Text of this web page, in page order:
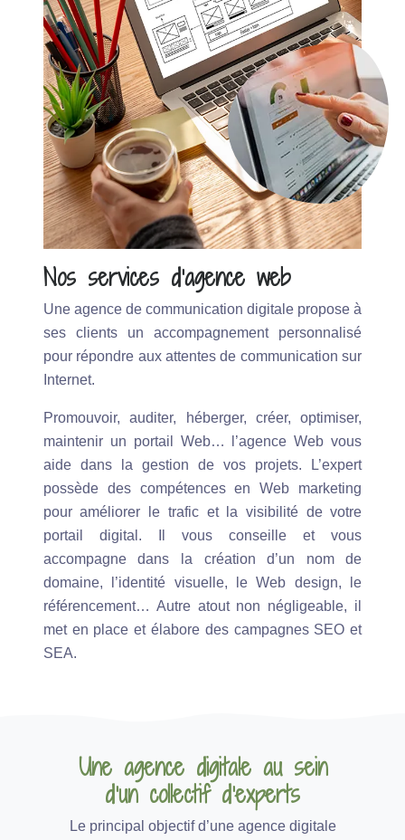
Nos services d’agence web
Une agence de communication digitale propose à
ses clients un accompagnement personnalisé
pour répondre aux attentes de communication sur
Internet.
Promouvoir, auditer, héberger, créer, optimiser,
maintenir un portail Web… l’agence Web vous
aide dans la gestion de vos projets. L’expert
possède des compétences en Web marketing
pour améliorer le trafic et la visibilité de votre
portail digital. Il vous conseille et vous
accompagne dans la création d’un nom de
domaine, l’identité visuelle, le Web design, le
référencement… Autre atout non négligeable, il
met en place et élabore des campagnes SEO et
SEA.
Une agence digitale au sein
d’un collectif d’experts
Le principal objectif d’une agence digitale